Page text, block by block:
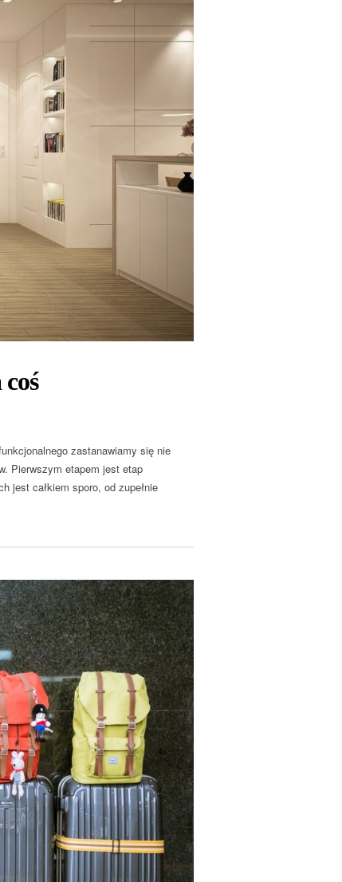
zastanawiamy się nie
Pierwszym etapem jest etap
jest całkiem sporo, od zupełnie